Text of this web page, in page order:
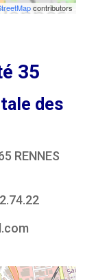
contributors
35
des
RENNES